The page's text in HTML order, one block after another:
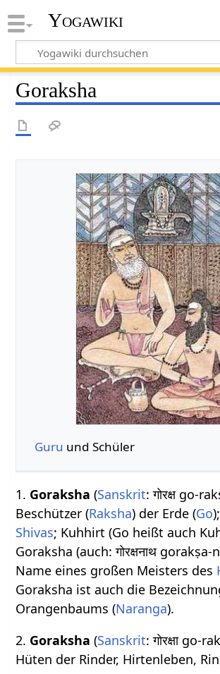
Yogawiki
Goraksha
Guru und Schüler
1. Goraksha (Sanskrit: गोरक्ष go-
Beschützer (Raksha) der Erde (Go
Shivas; Kuhhirt (Go heißt auch
Goraksha (auch: गोरक्षनाथ
Name eines großen Meisters des
Goraksha ist auch die
Orangenbaums (Naranga).
2. Goraksha (Sanskrit: गोरक्षा go-
Hüten der Rinder, Hirtenleben,